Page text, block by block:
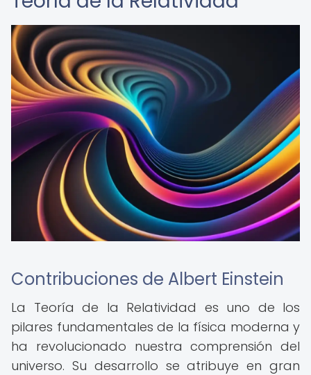
Contribuciones de Albert Einstein
La Teoría de la Relatividad es uno de los
pilares fundamentales de la física moderna y
ha revolucionado nuestra comprensión del
universo. Su desarrollo se atribuye en gran